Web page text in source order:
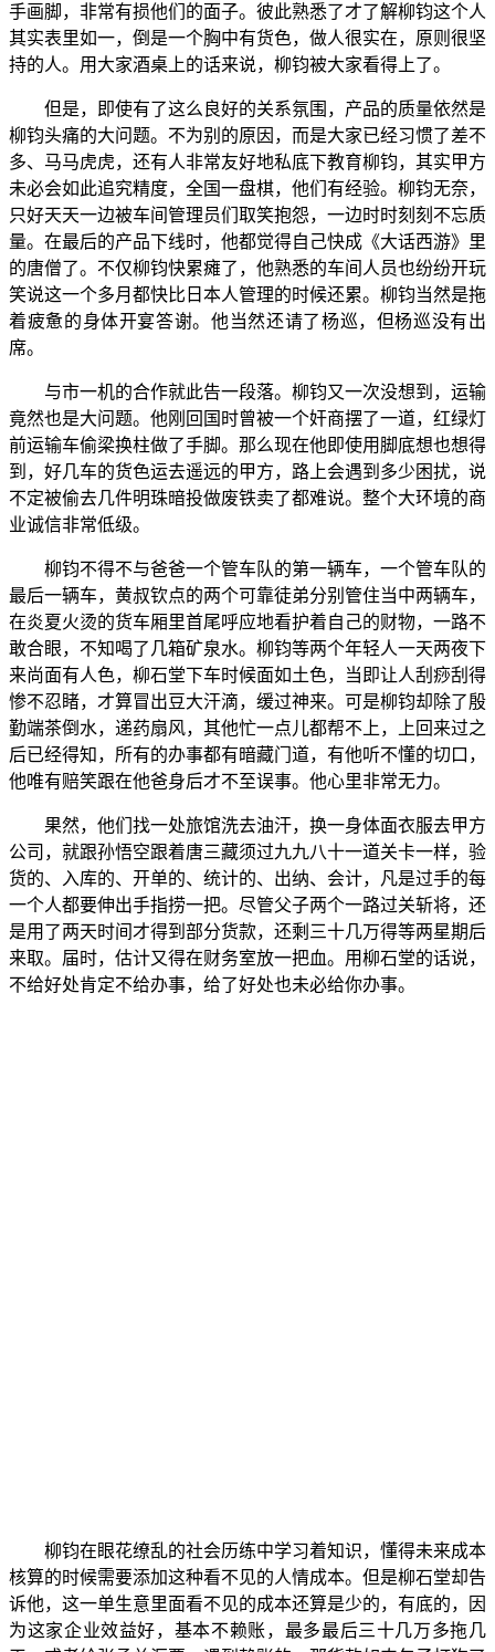
手画脚，非常有损他们的面子。彼此熟悉了才了解柳钧这个人
其实表里如一，倒是一个胸中有货色，做人很实在，原则很坚
持的人。用大家酒桌上的话来说，柳钧被大家看得上了。
但是，即使有了这么良好的关系氛围，产品的质量依然是
柳钧头痛的大问题。不为别的原因，而是大家已经习惯了差不
多、马马虎虎，还有人非常友好地私底下教育柳钧，其实甲方
未必会如此追究精度，全国一盘棋，他们有经验。柳钧无奈，
只好天天一边被车间管理员们取笑抱怨，一边时时刻刻不忘质
量。在最后的产品下线时，他都觉得自己快成《大话西游》里
的唐僧了。不仅柳钧快累瘫了，他熟悉的车间人员也纷纷开玩
笑说这一个多月都快比日本人管理的时候还累。柳钧当然是拖
着疲惫的身体开宴答谢。他当然还请了杨巡，但杨巡没有出
席。
与市一机的合作就此告一段落。柳钧又一次没想到，运输
竟然也是大问题。他刚回国时曾被一个奸商摆了一道，红绿灯
前运输车偷梁换柱做了手脚。那么现在他即使用脚底想也想得
到，好几车的货色运去遥远的甲方，路上会遇到多少困扰，说
不定被偷去几件明珠暗投做废铁卖了都难说。整个大环境的商
业诚信非常低级。
柳钧不得不与爸爸一个管车队的第一辆车，一个管车队的
最后一辆车，黄叔钦点的两个可靠徒弟分别管住当中两辆车，
在炎夏火烫的货车厢里首尾呼应地看护着自己的财物，一路不
敢合眼，不知喝了几箱矿泉水。柳钧等两个年轻人一天两夜下
来尚面有人色，柳石堂下车时候面如土色，当即让人刮痧刮得
惨不忍睹，才算冒出豆大汗滴，缓过神来。可是柳钧却除了殷
勤端茶倒水，递药扇风，其他忙一点儿都帮不上，上回来过之
后已经得知，所有的办事都有暗藏门道，有他听不懂的切口，
他唯有赔笑跟在他爸身后才不至误事。他心里非常无力。
果然，他们找一处旅馆洗去油汗，换一身体面衣服去甲方
公司，就跟孙悟空跟着唐三藏须过九九八十一道关卡一样，验
货的、入库的、开单的、统计的、出纳、会计，凡是过手的每
一个人都要伸出手指捞一把。尽管父子两个一路过关斩将，还
是用了两天时间才得到部分货款，还剩三十几万得等两星期后
来取。届时，估计又得在财务室放一把血。用柳石堂的话说，
不给好处肯定不给办事，给了好处也未必给你办事。
柳钧在眼花缭乱的社会历练中学习着知识，懂得未来成本
核算的时候需要添加这种看不见的人情成本。但是柳石堂却告
诉他，这一单生意里面看不见的成本还算是少的，有底的，因
为这家企业效益好，基本不赖账，最多最后三十几万多拖几